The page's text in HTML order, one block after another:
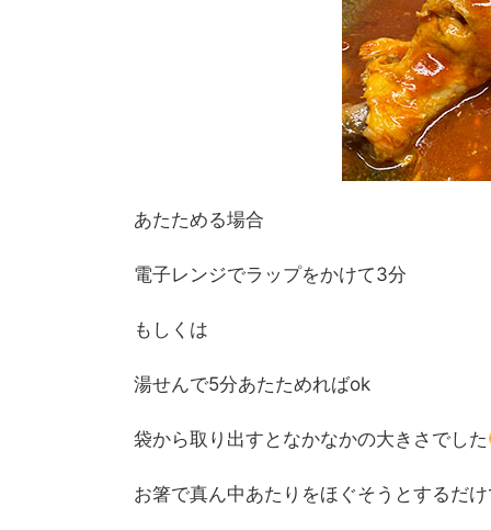
あたためる場合
電子レンジでラップをかけて3分
もしくは
湯せんで5分あたためればok
袋から取り出すとなかなかの大きさでした
お箸で真ん中あたりをほぐそうとするだ